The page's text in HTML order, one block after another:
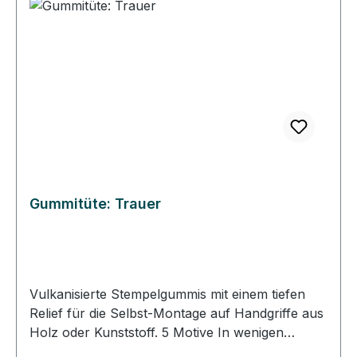
aufkleben, mit haushaltsüblicher Frischhaltefolie.
Gummitüte: Trauer
Vulkanisierte Stempelgummis mit einem tiefen
Relief für die Selbst-Montage auf Handgriffe aus
Holz oder Kunststoff. 5 Motive In wenigen